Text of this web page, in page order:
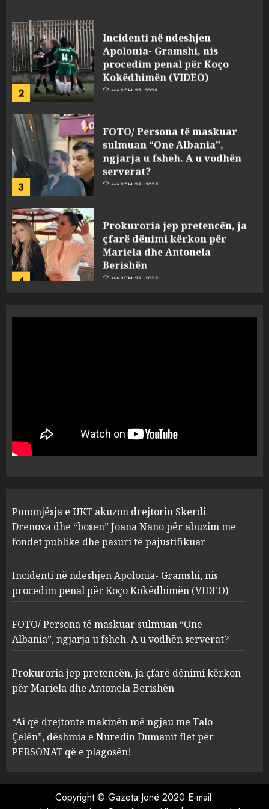
2
Apolonia- Gramshi, nis
procedim penal për Koço
Kokëdhimën (VIDEO)
MARCH 27, 2025
3
sulmuan “One Albania”,
ngjarja u fsheh. A u vodhën
serverat?
MARCH 25, 2025
4
çfarë dënimi kërkon për
Mariela dhe Antonela
Berishën
MARCH 25, 2025
1
“bosen” Joana Nano për
abuzim me fondet publike dhe
pasuri të pajustifikuar
2
Apolonia- Gramshi, nis
procedim penal për Koço
Kokëdhimën (VIDEO)
MARCH 27, 2025
3
FOTO/ Persona të maskuar
sulmuan “One Albania”,
ngjarja u fsheh. A u vodhën
serverat?
MARCH 25, 2025
4
Prokuroria jep pretencën, ja
çfarë dënimi kërkon për
Berishën
MARCH 25, 2025
ngjau me Talo Çelën”,
Punonjësja e UKT akuzon drejtorin Skerdi
Drenova dhe “bosen” Joana Nano për abuzim me
fondet publike dhe pasuri të pajustifikuar
Incidenti në ndeshjen Apolonia- Gramshi, nis
procedim penal për Koço Kokëdhimën (VIDEO)
FOTO/ Persona të maskuar sulmuan “One
Albania”, ngjarja u fsheh. A u vodhën serverat?
Prokuroria jep pretencën, ja çfarë dënimi kërkon
për Mariela dhe Antonela Berishën
“Ai që drejtonte makinën më ngjau me Talo
Çelën”, dëshmia e Nuredin Dumanit flet për
PERSONAT që e plagosën!
Copyright © Gazeta Jonë 2020 E-mail: